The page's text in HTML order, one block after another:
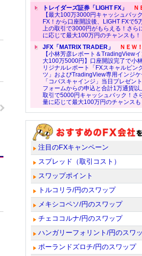
トレイダーズ証券「LIGHT FX」
Ｎ
【最大100万3000円キャッシュバッ
FX！から口座開設後、LIGHT FXで5
上の取引で3000円がもらえる！さら
に応じて最大100万円のチャンスも！
JFX「MATRIX TRADER」
ＮＥＷ！
【小林芳彦レポート＆TradingView
大100万5000円】口座開設完了で小
リジナルレポート「FXスキャルピン
ツ」およびTradingView専用インジケ
「コバスキャインジ」当日プレゼン
フォームからの申込と合計1万通貨以
取引で5000円キャッシュバック！さ
量に応じて最大100万円のチャンスも
注目のFXキャンペーン
スプレッド（取引コスト）
スワップポイント
トルコリラ/円のスワップ
メキシコペソ/円のスワップ
チェココルナ/円のスワップ
ハンガリーフォリント/円のスワ
ポーランドズロチ/円のスワップ